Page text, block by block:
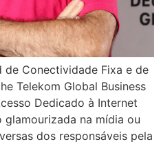
de Conectividade Fixa e de
Telekom Global Business
Dedicado à Internet
glamourizada na mídia ou
dos responsáveis pela